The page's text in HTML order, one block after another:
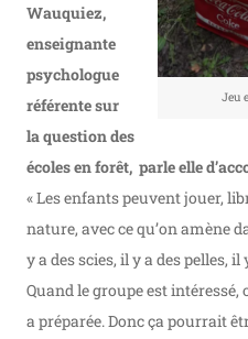
Jeu
Wauquiez,
enseignante
psychologue
référente sur
la question des
écoles en forêt, parle elle
« Les enfants peuvent jouer,
nature, avec ce qu’on amène
y a des scies, il y a des pelles,
Quand le groupe est
a préparée. Donc ça pourrait